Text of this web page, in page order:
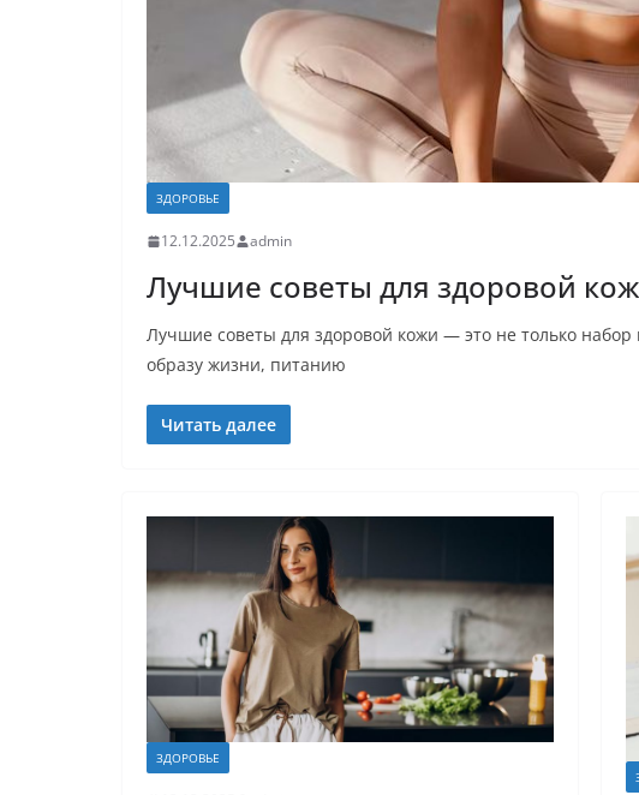
ЗДОРОВЬЕ
12.12.2025 admin
Лучшие советы для здоровой
Лучшие советы для здоровой кожи — это не только
образу жизни, питанию
Читать далее
ЗДОРОВЬЕ